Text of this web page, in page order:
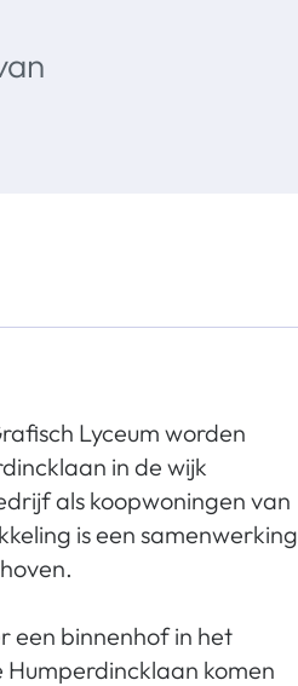
Lyceum worden
in de wijk
als koopwoningen van
is een samenwerking
een binnenhof in het
komen